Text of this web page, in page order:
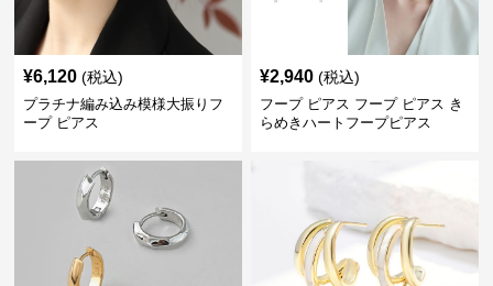
¥6,120 (税込)
プラチナ編み込み模様大振りフ
ープ ピアス
¥2,940 (税込)
フープ ピアス フープ ピアス き
らめきハートフープピアス